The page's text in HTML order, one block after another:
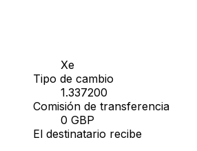
Xe
Tipo de cambio
1.337200
Comisión de transferencia
0 GBP
El destinatario recibe